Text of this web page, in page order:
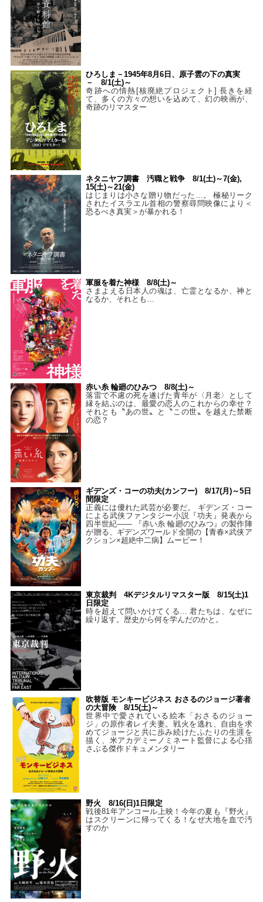
ひろしま－1945年8月6日、原子雲の下の真実
－ 8/1(土)～
奇跡への情熱[核廃絶プロジェクト] 長きを経
て、多くの方々の想いを込めて、幻の映画が、
奇跡のリマスター
ネタニヤフ調書 汚職と戦争 8/1(土)～7(金),
15(土)～21(金)
はじまりは小さな贈り物だった…。 極秘リーク
されたイスラエル首相の警察尋問映像により＜
恐るべき真実＞が暴かれる！
軍服を着た神様 8/8(土)～
さまよえる日本人の魂は、亡霊となるか、神と
なるか、それとも…
赤い糸 輪廻のひみつ 8/8(土)～
落雷で不慮の死を遂げた青年が〈月老〉として
縁を結ぶのは、最愛の恋人のこれからの幸せ？
それとも〝あの世〟と〝この世〟を越えた禁断
の恋？
ギデンズ・コーの功夫(カンフー) 8/17(月)～5日
間限定
正義には優れた武芸が必要だ。 ギデンズ・コー
による武侠ファンタジー小説『功夫』発表から
四半世紀―― 『赤い糸 輪廻のひみつ』の製作陣
が贈る、ギデンズワールド全開の【青春×武侠ア
クション×超絶中二病】ムービー！
東京裁判 4Kデジタルリマスター版 8/15(土)1
日限定
時を超えて問いかけてくる… 君たちは、なぜに
繰り返す。歴史から何を学んだのかと。
吹替版 モンキービジネス おさるのジョージ著者
の大冒険 8/15(土)～
世界中で愛されている絵本「おさるのジョー
ジ」の原作者レイ夫妻。戦火を逃れ、自由を求
めてジョージと共に歩み続けたふたりの生涯を
描く、米アカデミーノミネート監督による心揺
さぶる傑作ドキュメンタリー
野火 8/16(日)1日限定
戦後81年アンコール上映！今年の夏も『野火』
はスクリーンに帰ってくる！なぜ大地を血で汚
すのか